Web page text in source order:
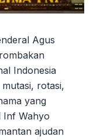
Agus
Indonesia
rotasi,
yang
Inf Wahyo
ajudan